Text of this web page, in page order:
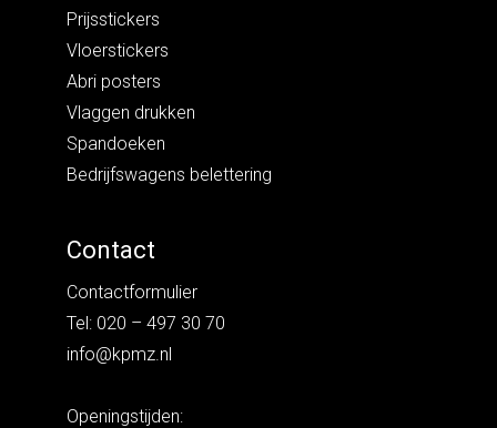
Prijsstickers
Vloerstickers
Abri posters
Vlaggen drukken
Spandoeken
Bedrijfswagens belettering
Contact
Contactformulier
Tel: 020 – 497 30 70
info@kpmz.nl
Openingstijden: